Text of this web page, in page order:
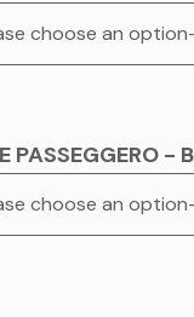
PASSEGGERO -